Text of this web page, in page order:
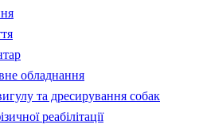
обладнання
та дресирування собак
реабілітації